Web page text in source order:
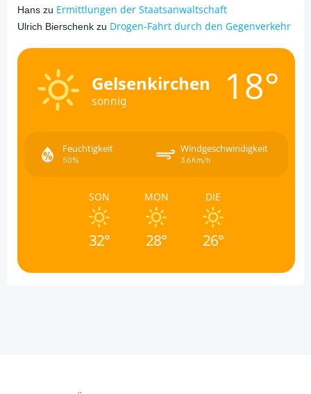
Hans zu Ermittlungen der Staatsanwaltschaft
Ulrich Bierschenk zu Drogen-Fahrt durch den Gegenverkehr
Gelsenkirchen
sonnig 18°
Feuchtigkeit
50%
Windgeschwindigkeit
3.6Km/h
SON
32°
MON
28°
DIE
26°